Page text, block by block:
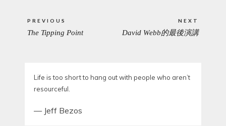
PREVIOUS
PREVIOUS
The Tipping Point
NEXT
NEXT
David Webb的最後演講
Life is too short to hang out with people who aren’t
resourceful.
— Jeff Bezos